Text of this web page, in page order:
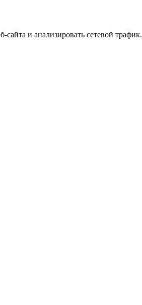
и анализировать сетевой трафик.